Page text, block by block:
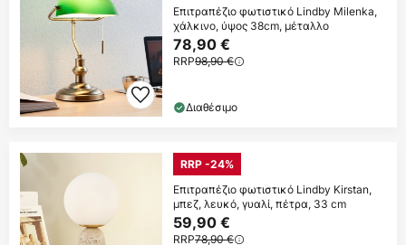
Επιτραπέζιο φωτιστικό Lindby Milenka,
χάλκινο, ύψος 38cm, μέταλλο
78,90 €
RRP98,90 €
Διαθέσιμο
RRP -24%
Επιτραπέζιο φωτιστικό Lindby Kirstan,
μπεζ, λευκό, γυαλί, πέτρα, 33 cm
59,90 €
RRP78,90 €